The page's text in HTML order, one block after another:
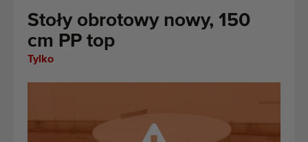
Marki
O nas
Kontakt
Stoły obrotowy nowy, 150
cm PP top
Tylko